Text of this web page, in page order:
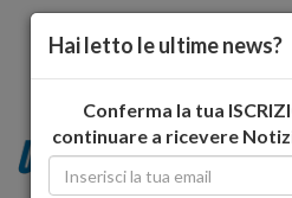
Hai letto le ultime news?
Conferma la tua
continuare a ricevere